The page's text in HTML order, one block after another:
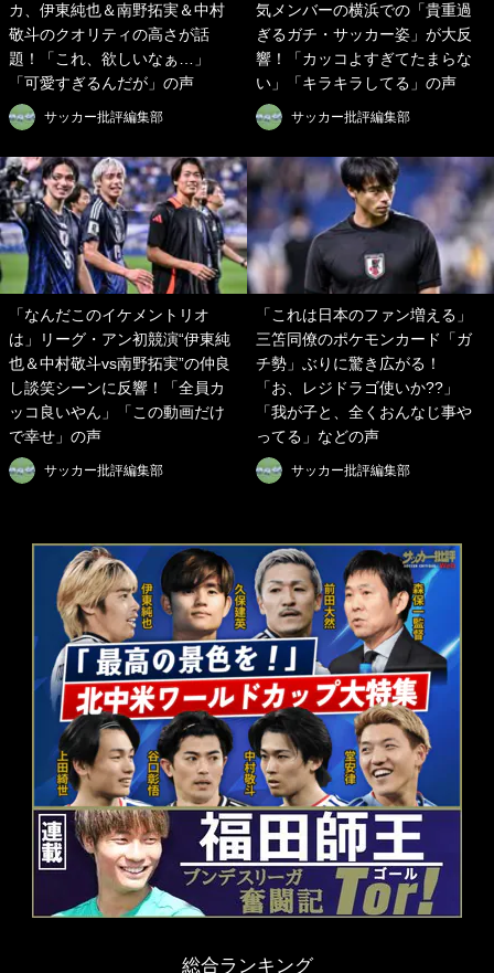
カ、伊東純也＆南野拓実＆中村
敬斗のクオリティの高さが話
題！「これ、欲しいなぁ…」
「可愛すぎるんだが」の声
サッカー批評編集部
気メンバーの横浜での「貴重過
ぎるガチ・サッカー姿」が大反
響！「カッコよすぎてたまらな
い」「キラキラしてる」の声
サッカー批評編集部
「なんだこのイケメントリオ
は」リーグ・アン初競演“伊東純
也＆中村敬斗vs南野拓実”の仲良
し談笑シーンに反響！「全員カ
ッコ良いやん」「この動画だけ
で幸せ」の声
サッカー批評編集部
「これは日本のファン増える」
三笘同僚のポケモンカード「ガ
チ勢」ぶりに驚き広がる！
「お、レジドラゴ使いか??」
「我が子と、全くおんなじ事や
ってる」などの声
サッカー批評編集部
総合ランキング